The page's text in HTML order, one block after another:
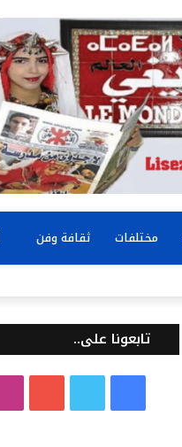
مختلفات ثقافة وفن
تابعونا على..